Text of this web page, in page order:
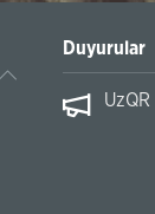
Duyurular